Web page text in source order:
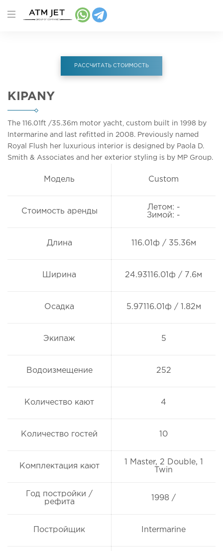
РАССЧИТАТЬ СТОИМОСТЬ
KIPANY
The 116.01ft /35.36m motor yacht, custom built in 1998 by
Intermarine and last refitted in 2008. Previously named
Royal Flush her luxurious interior is designed by Paola D.
Smith & Associates and her exterior styling is by MP Group.
Модель Custom
Стоимость аренды
Летом: -
Зимой: -
Длина 116.01ф / 35.36м
Ширина 24.93116.01ф / 7.6м
Осадка 5.97116.01ф / 1.82м
Экипаж 5
Водоизмещение 252
Количество кают 4
Количество гостей 10
Комплектация кают
1 Master, 2 Double, 1
Twin
Год постройки /
рефита
1998 /
Постройщик Intermarine